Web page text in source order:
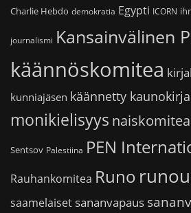
Charlie Hebdo demokratia Egypti ICORN
journalismi Kansainvälinen
käännöskomitea
kunniajäsen käännetty
monikielisyys naiskomitea
Sentsov Palestiina PEN
Rauhankomitea Runo
saamelaiset sananvapaus